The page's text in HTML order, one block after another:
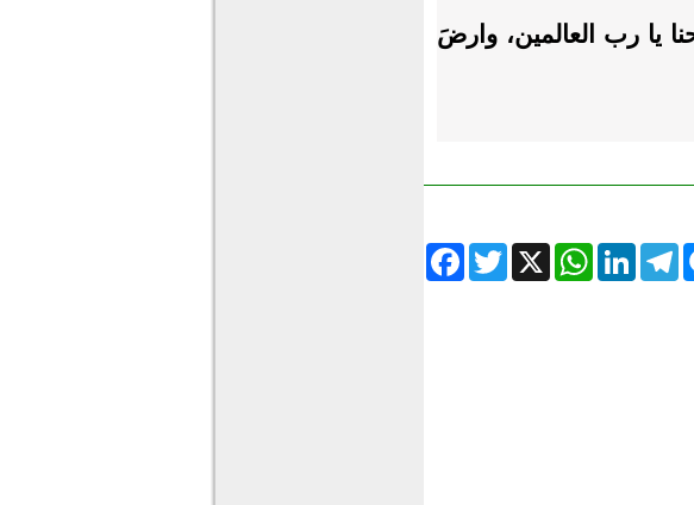
يا رب العالمين، وارضَ
FacebookTwitter X
WhatsAppLinkedInTelegram